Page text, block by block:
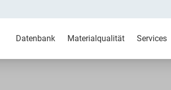
Datenbank Materialqualität Services